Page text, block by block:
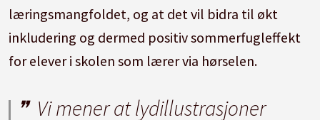
læringsmangfoldet, og at det vil bidra til økt
inkludering og dermed positiv sommerfugleffekt
for elever i skolen som lærer via hørselen.
Vi mener at lydillustrasjoner